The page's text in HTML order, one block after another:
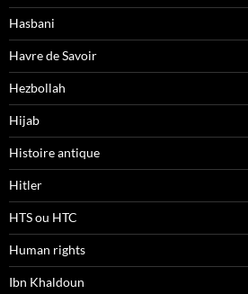
Hasbani
Havre de Savoir
Hezbollah
Hijab
Histoire antique
Hitler
HTS ou HTC
Human rights
Ibn Khaldoun